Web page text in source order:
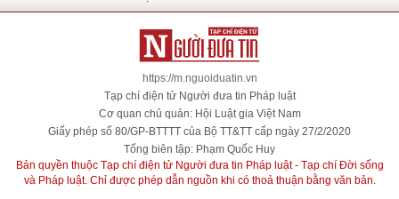
https://m.nguoiduatin.vn
Tạp chí điện tử Người đưa tin Pháp luật
Cơ quan chủ quản: Hội Luật gia Việt Nam
Giấy phép số 80/GP-BTTTT của Bộ TT&TT cấp ngày 27/2/2020
Tổng biên tập: Phạm Quốc Huy
Bản quyền thuộc Tạp chí điện tử Người đưa tin Pháp luật - Tạp chí Đời sống
và Pháp luật. Chỉ được phép dẫn nguồn khi có thoả thuận bằng văn bản.